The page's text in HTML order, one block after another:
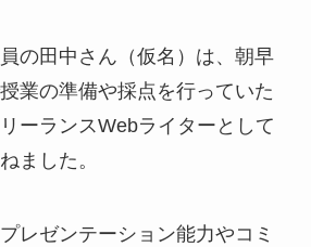
の田中さん（仮名）は、朝早
業の準備や採点を行っていた
ーランスWebライターとして
ました。
レゼンテーション能力やコミ